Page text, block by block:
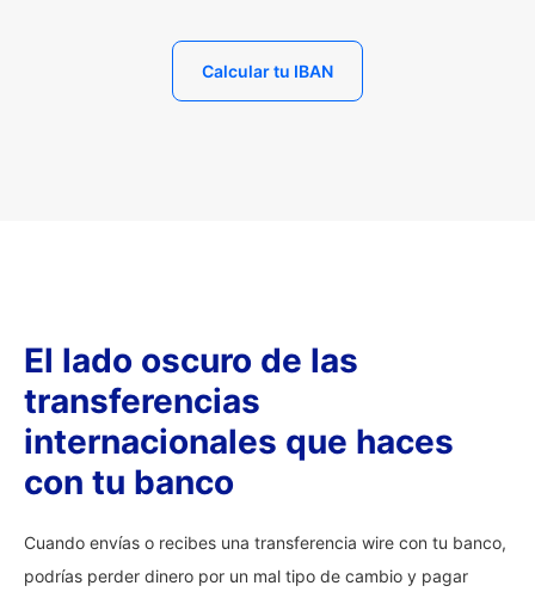
Calcular tu IBAN
El lado oscuro de las
transferencias
internacionales que haces
con tu banco
Cuando envías o recibes una transferencia wire con tu banco,
podrías perder dinero por un mal tipo de cambio y pagar